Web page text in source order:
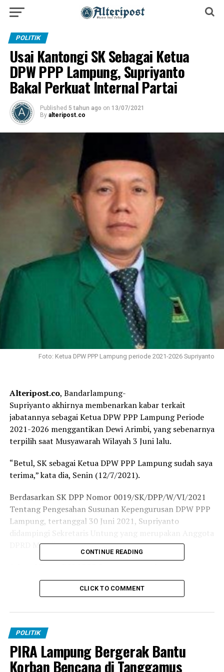
POLITIK
Usai Kantongi SK Sebagai Ketua
DPW PPP Lampung, Supriyanto
Bakal Perkuat Internal Partai
Published 5 tahun ago on 13/07/2021
By alteripost.co
Foto: Ketua DPW PPP Lampung periode 2021-2026 Supriyanto
Alteripost.co, Bandarlampung-
Supriyanto akhirnya membenarkan kabar terkait
jabatannya sebagai Ketua DPW PPP Lampung Periode
2021-2026 menggantikan Dewi Arimbi, yang sebenarnya
terpilih saat Musyawarah Wilayah 3 Juni lalu.
“Betul, SK sebagai Ketua DPW PPP Lampung sudah saya
terima,” kata dia, Senin (12/7/2021).
Berdasarkan SK DPP Nomor 0019/SK/DPP/W/VI/2021
Tentang Pengesahan Susunan Kepengurusan DPW PPP
Lampung, tertanggal 30 Juni 2021, Supriyanto
didampingi Sekretaris Untung yang merupakan Anggota
DPRD Mesuji.
Supriyanto mengatakan bahwa bakal melakukan
pendekatan dengan berbagai pihak untuk
Seperti, menggelar audiensi bersama Gubernur
Lampung Arinal Djunaidi, Kesbangpol, Kapolda, Komisi
Pemilihan Umum serta Badan Pengawas Pemilu.
CONTINUE READING
CLICK TO COMMENT
POLITIK
PIRA Lampung Bergerak Bantu
Korban Bencana di Tanggamus